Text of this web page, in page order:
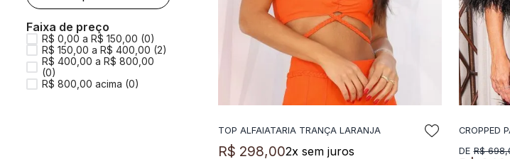
Faixa de preço
R$ 0,00 a R$ 150,00 (0)
R$ 150,00 a R$ 400,00 (2)
R$ 400,00 a R$ 800,00
(0)
R$ 800,00 acima (0)
ADICIONAR A SACOLA
TOP ALFAIATARIA TRANÇA LARANJA
R$ 298,002x sem juros
CROPPED
R$ 698,